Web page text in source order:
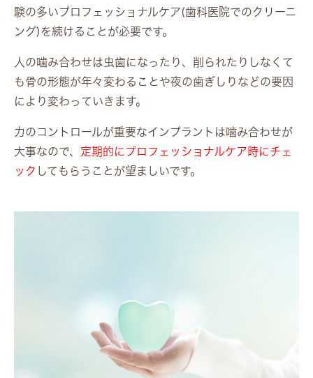
験の多いプロフェッショナルケア(歯科医院でのクリーニ
ング)を続けることが必要です。
人の噛み合わせは虫歯になったり、削られたりしなくて
も骨の形態が年々変わることや夜の歯ぎしりなどの要因
により変わっていきます。
力のコントロールが重要なインプラントは噛み合わせが
大事なので、 定期的にプロフェッショナルケア時にチェ
ック してもらうことが望ましいです。